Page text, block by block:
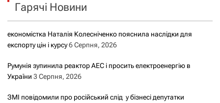
Гарячі Новини
економістка Наталія Колесніченко пояснила наслідки для
експорту цін і курсу6 Серпня, 2026
Румунія зупинила реактор АЕС і просить електроенергію в
України 3 Серпня, 2026
ЗМІ повідомили про російський слід у бізнесі депутатки